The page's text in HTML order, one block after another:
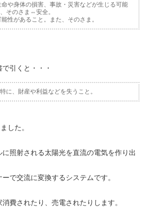
命や身体の損害、事故・災害などが生じる可能
そのさま⇔安全。
性があること。また、そのさま。
引くと・・・
に、財産や利益などを失うこと。
した。
照射される太陽光を直流の電気を作り出
で交流に変換するシステムです。
費されたり、売電されたりします。